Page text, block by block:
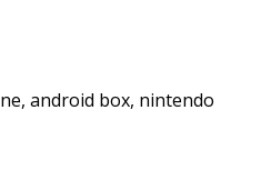
android box, nintendo